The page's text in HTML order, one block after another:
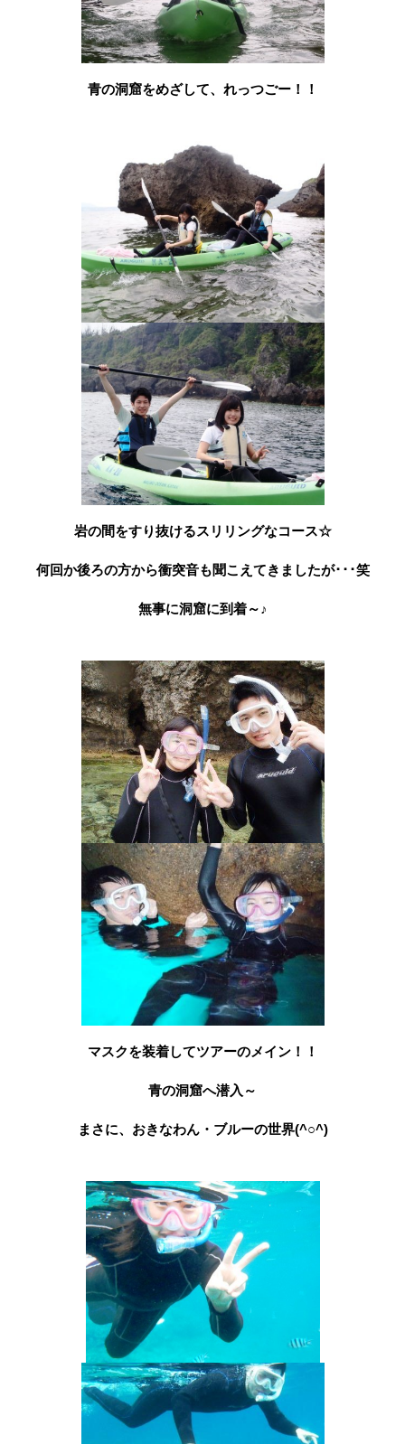
青の洞窟をめざして、れっつごー！！
岩の間をすり抜けるスリリングなコース☆
何回か後ろの方から衝突音も聞こえてきましたが･･･笑
無事に洞窟に到着～♪
マスクを装着してツアーのメイン！！
青の洞窟へ潜入～
まさに、おきなわん・ブルーの世界(^○^)